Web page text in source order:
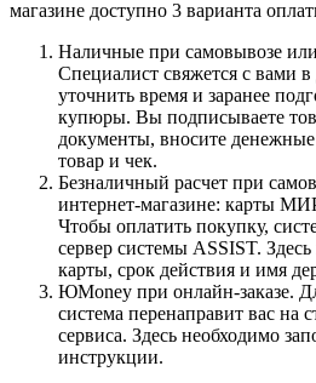
магазине доступно 3 варианта
Наличные при самовывозе
Специалист свяжется с вами
уточнить время и заранее
купюры. Вы подписываете
документы, вносите денежные
товар и чек.
Безналичный расчет при
интернет-магазине: карты
Чтобы оплатить покупку,
сервер системы ASSIST.
карты, срок действия и имя
ЮMoney при онлайн-заказе.
система перенаправит вас на
сервиса. Здесь необходимо
инструкции.